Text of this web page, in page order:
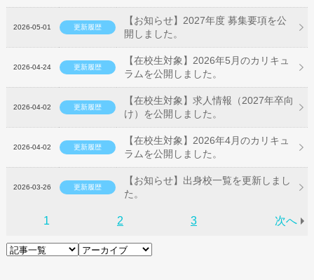
2026-05-01 更新履歴
【お知らせ】2027年度 募集要項を公
開しました。
2026-04-24 更新履歴
【在校生対象】2026年5月のカリキュ
ラムを公開しました。
2026-04-02 更新履歴
【在校生対象】求人情報（2027年卒向
け）を公開しました。
2026-04-02 更新履歴
【在校生対象】2026年4月のカリキュ
ラムを公開しました。
2026-03-26 更新履歴
【お知らせ】出身校一覧を更新しまし
た。
1 2 3 次へ